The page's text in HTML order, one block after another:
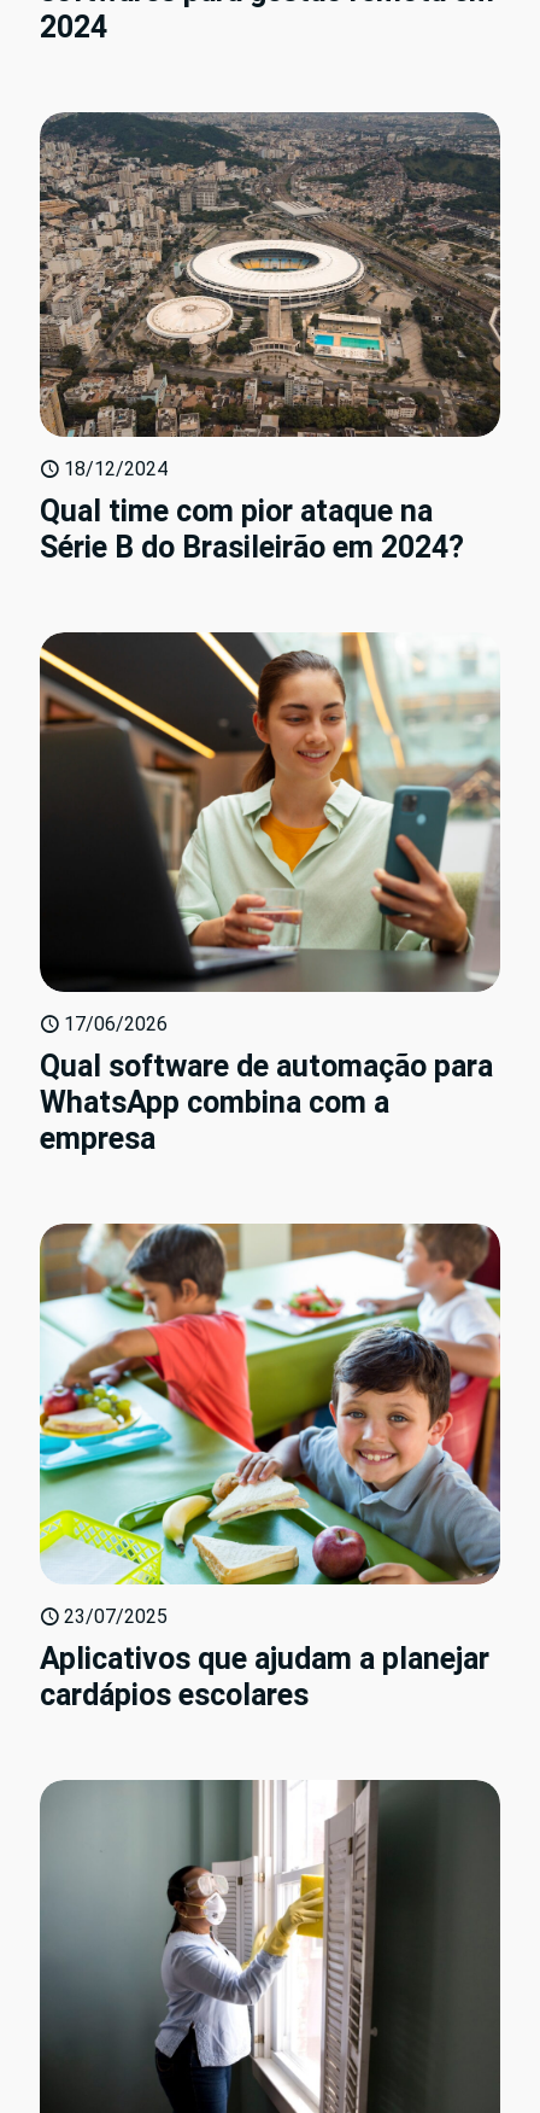
2024
18/12/2024
Qual time com pior ataque na
Série B do Brasileirão em 2024?
17/06/2026
Qual software de automação para
WhatsApp combina com a
empresa
23/07/2025
Aplicativos que ajudam a planejar
cardápios escolares